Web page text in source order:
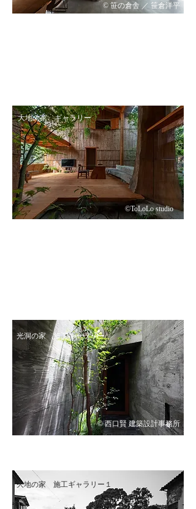
© 笹の倉舎 ／ 笹倉洋平
大地の家 ギャラリー
©ToLoLo studio
光洞の家 施工ギャラリー
© 西口賢 建築設計事務所
大地の家 施工ギャラリー１